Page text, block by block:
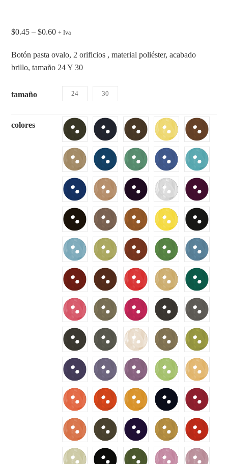
$0.45 – $0.60 + Iva
Botón pasta ovalo, 2 orificios , material poliéster, acabado
brillo, tamaño 24 Y 30
tamaño 24 30
colores